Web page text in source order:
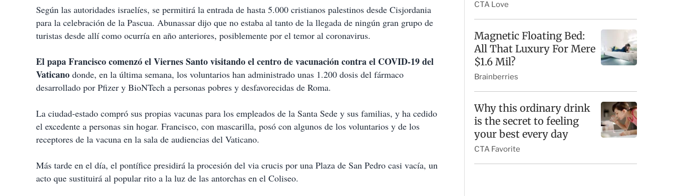
Según las autoridades israelíes, se permitirá la entrada de hasta 5.000 cristianos palestinos desde Cisjordania
para la celebración de la Pascua. Abunassar dijo que no estaba al tanto de la llegada de ningún gran grupo de
turistas desde allí como ocurría en año anteriores, posiblemente por el temor al coronavirus.
El papa Francisco comenzó el Viernes Santo visitando el centro de vacunación contra el COVID-19 del
Vaticano donde, en la última semana, los voluntarios han administrado unas 1.200 dosis del fármaco
desarrollado por Pfizer y BioNTech a personas pobres y desfavorecidas de Roma.
La ciudad-estado compró sus propias vacunas para los empleados de la Santa Sede y sus familias, y ha cedido
el excedente a personas sin hogar. Francisco, con mascarilla, posó con algunos de los voluntarios y de los
receptores de la vacuna en la sala de audiencias del Vaticano.
Más tarde en el día, el pontífice presidirá la procesión del via crucis por una Plaza de San Pedro casi vacía, un
acto que sustituirá al popular rito a la luz de las antorchas en el Coliseo.